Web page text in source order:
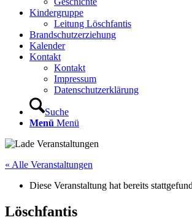
Kindergruppe
Leitung Löschfantis
Brandschutzerziehung
Kalender
Kontakt
Kontakt
Impressum
Datenschutzerklärung
Suche
Menü Menü
« Alle Veranstaltungen
Diese Veranstaltung hat bereits
Löschfantis